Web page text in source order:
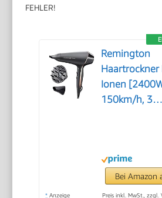
FEHLER!
Remington
Haartrockner
Ionen
150km/h, 3
Technologie
anhaltende
Ergebnisse,
Ionenpflege
Bei Amazon
* Anzeige Preis inkl. MwSt., zzgl.